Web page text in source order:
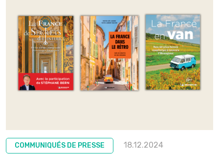
COMMUNIQUÉS DE PRESSE 18.12.2024